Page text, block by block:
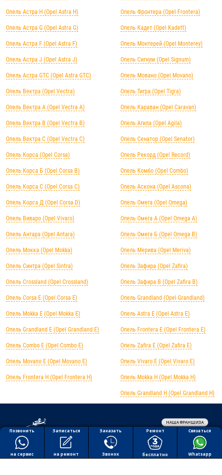
Опель Астра H (Opel Astra H)
Опель Астра G (Opel Astra G)
Опель Астра F (Opel Astra F)
Опель Астра J (Opel Astra J)
Опель Астра GTC (Opel Astra GTC)
Опель Вектра (Opel Vectra)
Опель Вектра А (Opel Vectra А)
Опель Вектра B (Opel Vectra B)
Опель Вектра C (Opel Vectra C)
Опель Корса (Opel Corsa)
Опель Корса Б (Opel Corsa B)
Опель Корса С (Opel Corsa C)
Опель Корса Д (Opel Corsa D)
Опель Виваро (Opel Vivaro)
Опель Антара (Opel Antara)
Опель Мокка (Opel Mokka)
Опель Синтра (Opel Sintra)
Опель Crossland (Opel Crossland)
Опель Corsa E (Opel Corsa E)
Опель Mokka E (Opel Mokka E)
Опель Grandland E (Opel Grandland E)
Опель Combo E (Opel Combo E)
Опель Movano E (Opel Movano E)
Опель Frontera H (Opel Frontera H)
Опель Фронтера (Opel Frontera)
Опель Кадет (Opel Kadett)
Опель Монтерей (Opel Monterey)
Опель Сигнум (Opel Signum)
Опель Мовано (Opel Movano)
Опель Тигра (Opel Tigra)
Опель Караван (Opel Caravan)
Опель Агила (Opel Agila)
Опель Сенатор (Opel Senator)
Опель Рекорд (Opel Record)
Опель Комбо (Opel Combo)
Опель Аскона (Opel Ascona)
Опель Омега (Opel Omega)
Опель Омега А (Opel Omega A)
Опель Омега Б (Opel Omega B)
Опель Мерива (Opel Meriva)
Опель Зафира (Opel Zafira)
Опель Зафира B (Opel Zafira B)
Опель Grandland (Opel Grandland)
Опель Astra E (Opel Astra E)
Опель Frontera E (Opel Frontera E)
Опель Zafira E (Opel Zafira E)
Опель Vivaro E (Opel Vivaro E)
Опель Mokka H (Opel Mokka H)
Опель Grandland H (Opel Grandland H)
НАША ФРАНШИЗА
Обработка персональных данных
Политика конфиденциальности
Полезная информация
Все права защищены © 2026 АВТОПИЛОТ
Позвонить
на сервис
Записаться
на ремонт
Заказать
Звонок
Ремонт
бесплатно
Связаться
Whatsapp